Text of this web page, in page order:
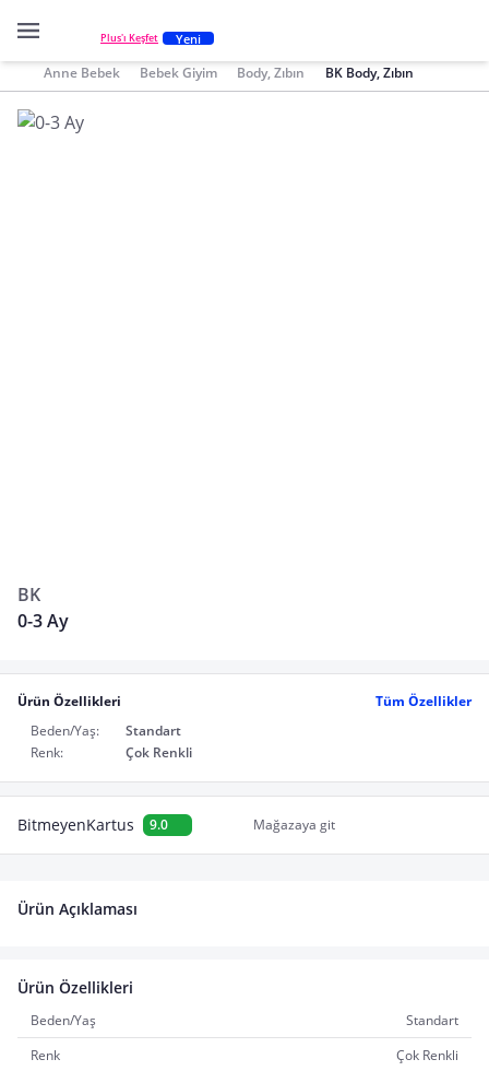
Plus'ı Keşfet Yeni
Anne Bebek Bebek Giyim Body, Zıbın BK Body, Zıbın
BK
0-3 Ay
Ürün Özellikleri
Tüm Özellikler
Beden/Yaş:
Standart
Renk:
Çok Renkli
BitmeyenKartus 9.0 Mağazaya git
Ürün Açıklaması
Ürün Özellikleri
Beden/Yaş
Standart
Renk
Çok Renkli